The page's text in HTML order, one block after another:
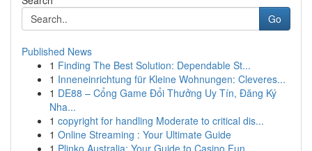
Go
Published News
1 Finding The Best Solution: Dependable St...
1 Inneneinrichtung für Kleine Wohnungen: Cleveres...
1 DE88 – Cổng Game Đổi Thưởng Uy Tín, Đăng Ký
Nha...
1 copyright for handling Moderate to critical dis...
1 Online Streaming : Your Ultimate Guide
1 Plinko Australia: Your Guide to Casino Fun